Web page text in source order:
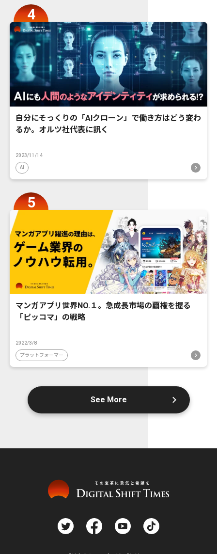
自分にそっくりの「AIクローン」で働き方はどう変わ
るか。オルツ社代表に訊く
2023/11/14
AI
マンガアプリ世界NO.１。急成長市場の覇権を握る
「ピッコマ」の戦略
2022/3/8
プラットフォーマー
See More